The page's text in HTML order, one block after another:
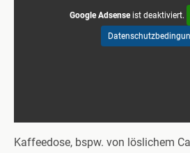
Google Adsenseist deaktiviert.
Kaffeedose, bspw. von löslichem